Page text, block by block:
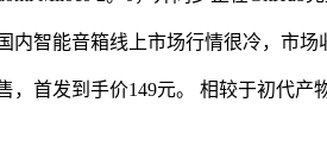
智能音箱线上市场行情很冷，市场
发到手价149元。 相较于初代产